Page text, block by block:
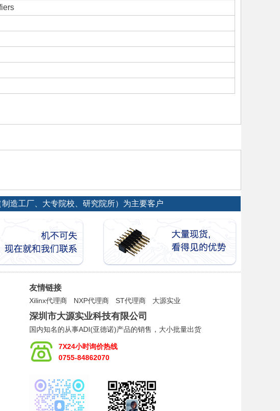
造工厂、大专院校、研究院所）为主要客户
友情链接
Xilinx代理商 NXP代理商 ST代理商 大源实业
深圳市大源实业科技有限公司
国内知名的从事ADI(亚德诺)产品的销售，大小批量出货
7X24小时询价热线
0755-84862070